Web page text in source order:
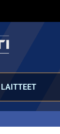
LAITTEET